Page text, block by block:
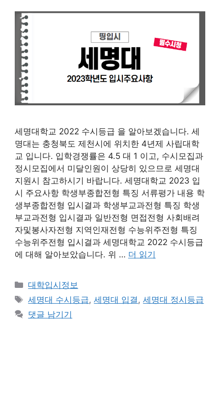
세명대학교 2022 수시등급 을 알아보겠습니다. 세
명대는 충청북도 제천시에 위치한 4년제 사립대학
교 입니다. 입학경쟁률은 4.5 대 1 이고, 수시모집과
정시모집에서 미달인원이 상당히 있으므로 세명대
지원시 참고하시기 바랍니다. 세명대학교 2023 입
시 주요사항 학생부종합전형 특징 서류평가 내용 학
생부종합전형 입시결과 학생부교과전형 특징 학생
부교과전형 입시결과 일반전형 면접전형 사회배려
자및봉사자전형 지역인재전형 수능위주전형 특징
수능위주전형 입시결과 세명대학교 2022 수시등급
에 대해 알아보았습니다. 위 … 더 읽기
카
테
고
리
대학입시정보
태
그
세명대 수시등급,세명대 입결 ,세명대 정시등급
댓글 남기기